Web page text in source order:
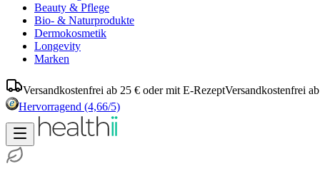
Beauty & Pflege
Bio- & Naturprodukte
Dermokosmetik
Longevity
Marken
Versandkostenfrei ab 25 € oder mit E-RezeptVersandkostenfrei
Hervorragend (4,66/5)